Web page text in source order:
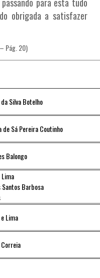
obrigada a satisfazer
Pág. 20)
Silva Botelho
de Sá Pereira Coutinho
Balongo
Lima
Santos Barbosa
Lima